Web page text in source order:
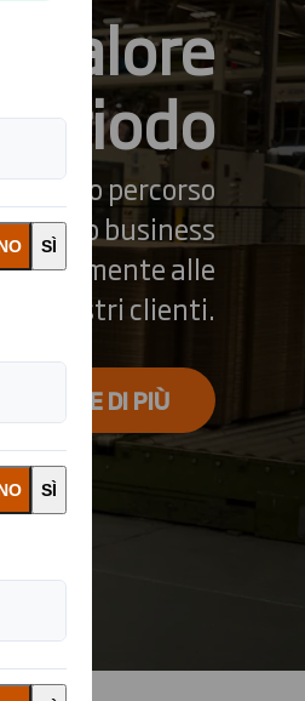
valore
nostro percorso
nostro business
rapidamente alle
dei nostri clienti.
SAPERNE DI PIÙ